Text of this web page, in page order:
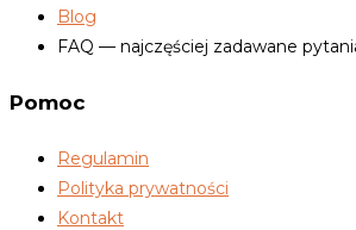
Blog
FAQ — najczęściej zadawane
Pomoc
Regulamin
Polityka prywatności
Kontakt